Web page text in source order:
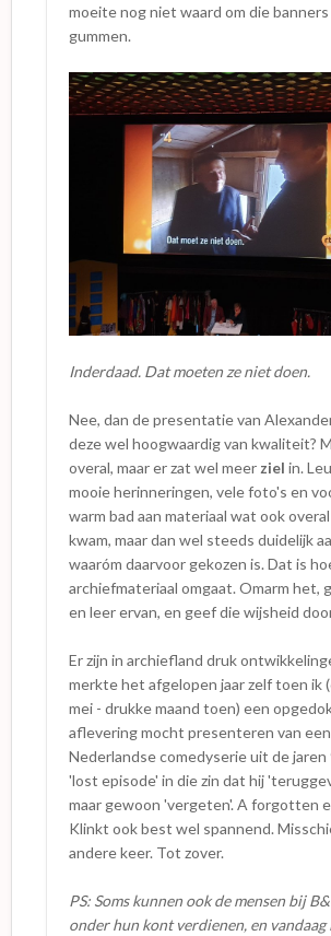
moeite nog niet waard om die
gummen.
Inderdaad. Dat moeten ze niet doen.
Nee, dan de presentatie van
deze wel hoogwaardig van kwaliteit?
overal, maar er zat wel meer ziel in.
mooie herinneringen, vele foto's en
warm bad aan materiaal wat ook
kwam, maar dan wel steeds duidelijk
waaróm daarvoor gekozen is. Dat is
archiefmateriaal omgaat. Omarm het,
en leer ervan, en geef die wijsheid
Er zijn in archiefland druk
merkte het afgelopen jaar zelf toen ik
mei - drukke maand toen) een
aflevering mocht presenteren van een
Nederlandse comedyserie uit de jaren
'lost episode' in die zin dat hij
maar gewoon 'vergeten'. A forgotten
Klinkt ook best wel spannend.
andere keer. Tot zover.
PS: Soms kunnen ook de mensen bij
onder hun kont verdienen, en vandaag